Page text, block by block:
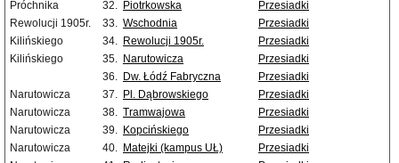
Próchnika
32. Piotrkowska
Przesiadki
Rewolucji 1905r.
33. Wschodnia
Przesiadki
Kilińskiego
34. Rewolucji 1905r.
Przesiadki
Kilińskiego
35. Narutowicza
Przesiadki
36. Dw. Łódź Fabryczna
Przesiadki
Narutowicza
37. Pl. Dąbrowskiego
Przesiadki
Narutowicza
38. Tramwajowa
Przesiadki
Narutowicza
39. Kopcińskiego
Przesiadki
Narutowicza
40. Matejki (kampus UŁ)
Przesiadki